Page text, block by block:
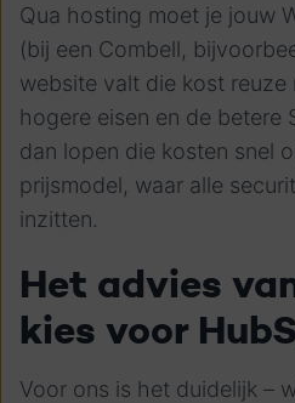
Qua hosting moet je jouw
(bij een Combell,
website valt die kost reuze
hogere eisen en de betere
dan lopen die kosten snel
prijsmodel, waar alle
inzitten.
Het advies
kies voor
Voor ons is het duidelijk –